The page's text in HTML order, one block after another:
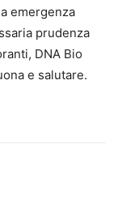
emergenza
prudenza
DNA Bio
e salutare.